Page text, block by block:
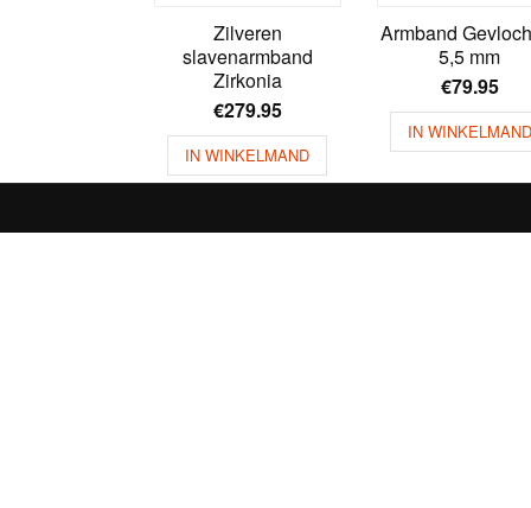
Zilveren
slavenarmband
Zirkonia
€279.95
IN WINKELMAND
Armband
5,5 mm
€79.95
IN WINKELMAND